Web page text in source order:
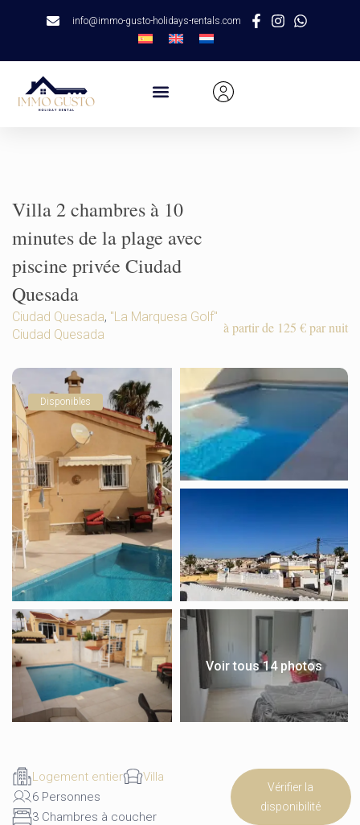
info@immo-gusto-holidays-rentals.com
Villa 2 chambres à 10
minutes de la plage avec
piscine privée Ciudad
Quesada
à partir de 125 € par nuit
Ciudad Quesada, "La Marquesa Golf"
Ciudad Quesada
Disponibles
Voir tous 14 photos
Logement entier
Villa
6 Personnes
3 Chambres à coucher
Vérifier la
disponibilité